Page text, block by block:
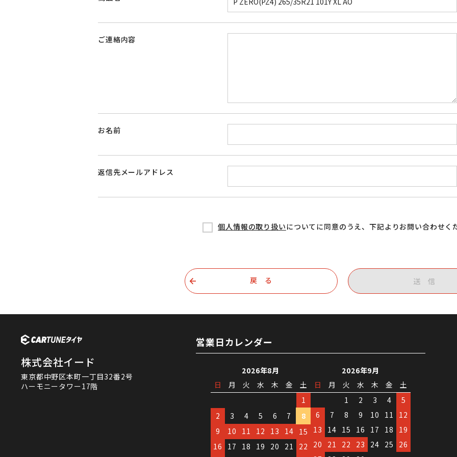
ご連絡内容
お名前
返信先メールアドレス
個人情報の取り扱いについてに同意のうえ、下記よりお問い合わせく
送 信
戻 る
株式会社イード
東京都中野区本町一丁目32番2号
ハーモニータワー17階
営業日カレンダー
2026年8月
日
月 火 水 木 金
土
1
2
3 4 5 6 7
8
9
10 11 12 13 14 15
16
17 18 19 20 21
22
2026年9月
日
月 火 水 木 金
土
1
2 3 4
5
6
7 8 9 10 11
12
13
14 15 16 17 18
19
20
21 22 23 24 25
26